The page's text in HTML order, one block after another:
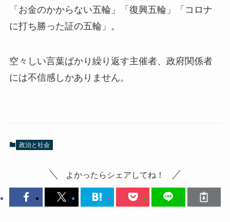
「お金のかからない五輪」「復興五輪」「コロナ
に打ち勝った証の五輪」。
空々しい言葉ばかり繰り返す主催者、政府関係者
には不信感しかありません。
政治と社会
よかったらシェアしてね！